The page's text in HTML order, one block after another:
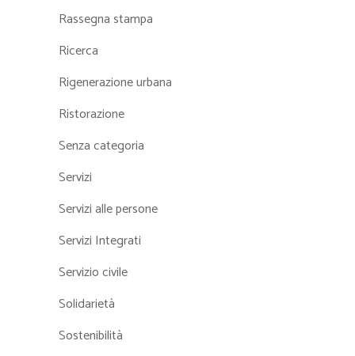
Rassegna stampa
Ricerca
Rigenerazione urbana
Ristorazione
Senza categoria
Servizi
Servizi alle persone
Servizi Integrati
Servizio civile
Solidarietà
Sostenibilità